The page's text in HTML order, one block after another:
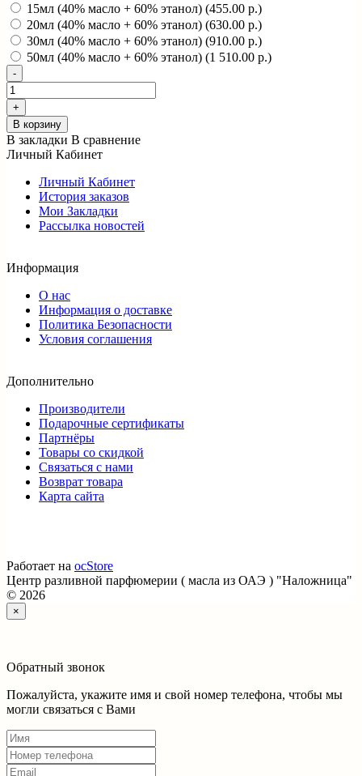
15мл (40% масло + 60% этанол) (455.00 р.)
20мл (40% масло + 60% этанол) (630.00 р.)
30мл (40% масло + 60% этанол) (910.00 р.)
50мл (40% масло + 60% этанол) (1 510.00 р.)
В корзину
В закладки В сравнение
Личный Кабинет
Личный Кабинет
История заказов
Мои Закладки
Рассылка новостей
Информация
О нас
Информация о доставке
Политика Безопасности
Условия соглашения
Дополнительно
Производители
Подарочные сертификаты
Партнёры
Товары со скидкой
Связаться с нами
Возврат товара
Карта сайта
Работает на ocStore
Центр разливной парфюмерии ( масла из ОАЭ ) "Наложница"
© 2026
×
Обратный звонок
Пожалуйста, укажите имя и свой номер телефона, чтобы мы
могли связаться с Вами